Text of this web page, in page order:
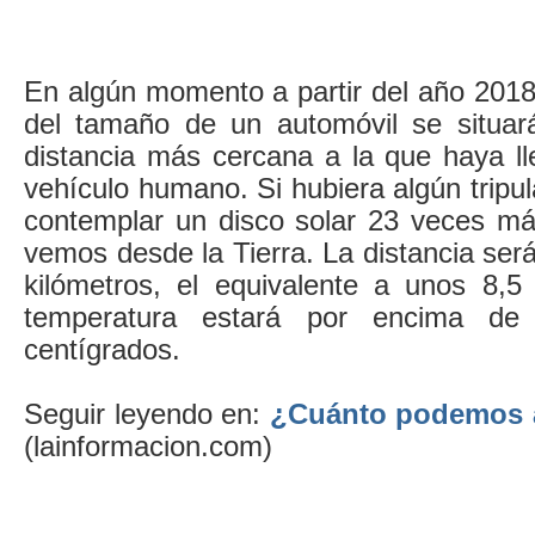
En algún momento a partir del año
del tamaño de un automóvil se
distancia más cercana a la que haya
vehículo humano. Si hubiera algún
contemplar un disco solar 23 veces
vemos desde la Tierra. La distancia
kilómetros, el equivalente a unos
temperatura estará por encima
centígrados.
Seguir leyendo en: ¿Cuánto
(lainformacion.com)